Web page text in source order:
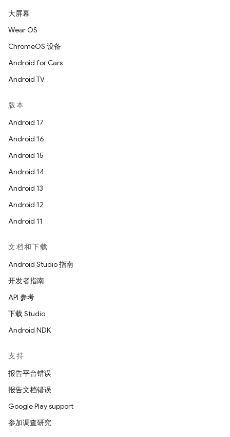
大屏幕
Wear OS
ChromeOS 设备
Android for Cars
Android TV
版本
Android 17
Android 16
Android 15
Android 14
Android 13
Android 12
Android 11
文档和下载
Android Studio 指南
开发者指南
API 参考
下载 Studio
Android NDK
支持
报告平台错误
报告文档错误
Google Play support
参加调查研究